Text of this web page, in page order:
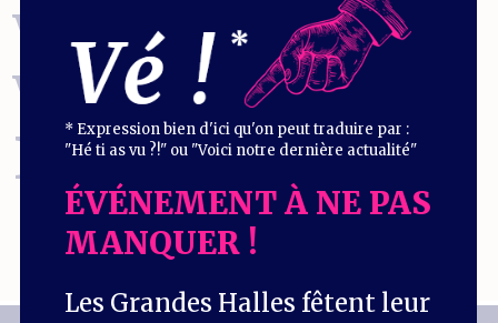
VOUS EN
VOULEZ
ENCORE?
* Expression bien d'ici qu'on peut traduire par :
"Hé ti as vu ?!" ou "Voici notre dernière actualité"
ÉVÉNEMENT À NE PAS
MANQUER !
Les Grandes Halles fêtent leur